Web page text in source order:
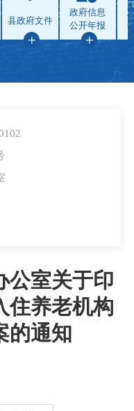
县政府文件
政府信息
公开年报
公室关于印
住养老机构
的通知